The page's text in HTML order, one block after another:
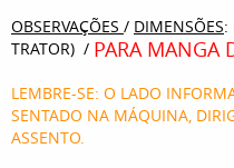
OBSERVAÇÕES / DIMENSÕES:
TRATOR) / PARA MANGA
LEMBRE-SE: O LADO
SENTADO NA MÁQUINA,
ASSENTO.